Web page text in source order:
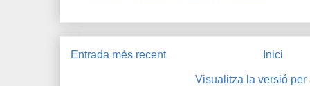
Entrada més recent Inici
Visualitza la versió per